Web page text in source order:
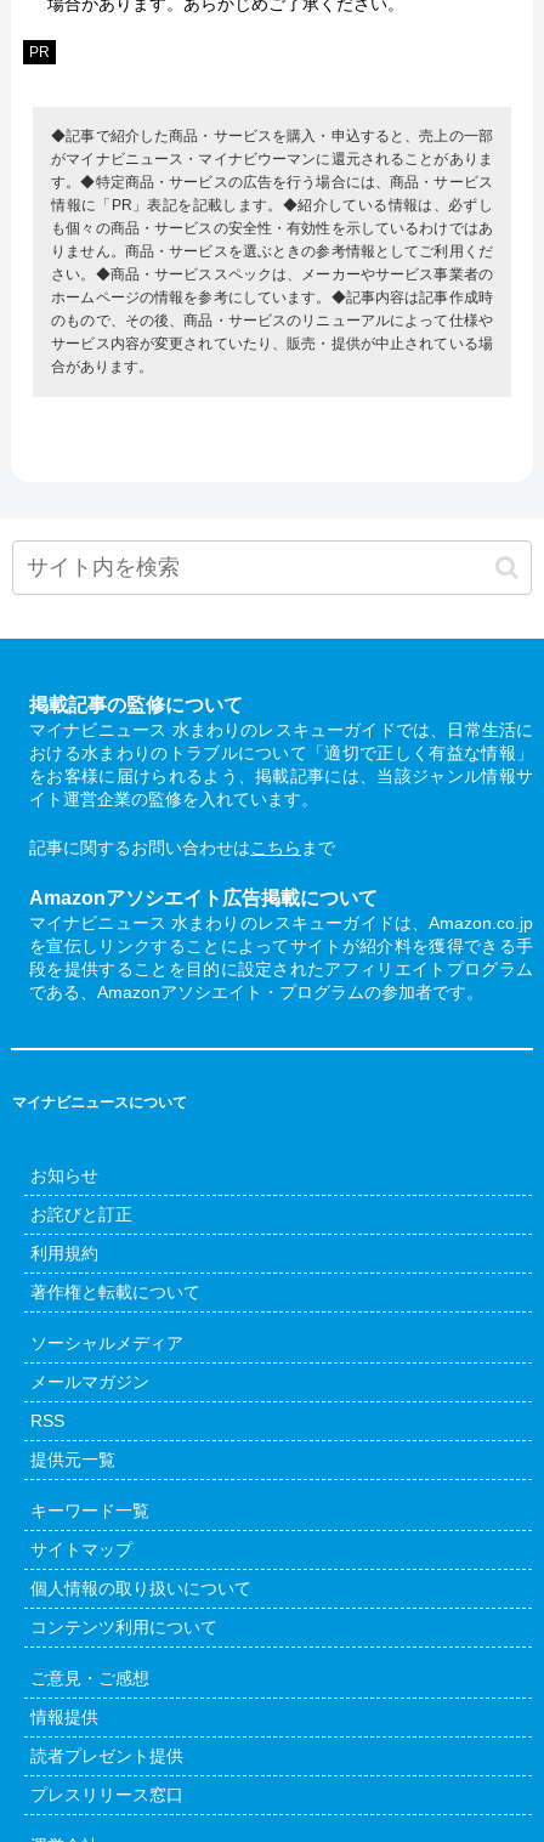
場合があります。あらかじめご了承ください。
PR
◆記事で紹介した商品・サービスを購入・申込すると、売上の一部
がマイナビニュース・マイナビウーマンに還元されることがありま
す。◆特定商品・サービスの広告を行う場合には、商品・サービス
情報に「PR」表記を記載します。◆紹介している情報は、必ずし
も個々の商品・サービスの安全性・有効性を示しているわけではあ
りません。商品・サービスを選ぶときの参考情報としてご利用くだ
さい。◆商品・サービススペックは、メーカーやサービス事業者の
ホームページの情報を参考にしています。◆記事内容は記事作成時
のもので、その後、商品・サービスのリニューアルによって仕様や
サービス内容が変更されていたり、販売・提供が中止されている場
合があります。
掲載記事の監修について
マイナビニュース 水まわりのレスキューガイドでは、日常生活に
おける水まわりのトラブルについて「適切で正しく有益な情報」
をお客様に届けられるよう、掲載記事には、当該ジャンル情報サ
イト運営企業の監修を入れています。
記事に関するお問い合わせはこちら まで
Amazonアソシエイト広告掲載について
マイナビニュース 水まわりのレスキューガイドは、Amazon.co.jp
を宣伝しリンクすることによってサイトが紹介料を獲得できる手
段を提供することを目的に設定されたアフィリエイトプログラム
である、Amazonアソシエイト・プログラムの参加者です。
マイナビニュースについて
お知らせ
お詫びと訂正
利用規約
著作権と転載について
ソーシャルメディア
メールマガジン
RSS
提供元一覧
キーワード一覧
サイトマップ
個人情報の取り扱いについて
コンテンツ利用について
ご意見・ご感想
情報提供
読者プレゼント提供
プレスリリース窓口